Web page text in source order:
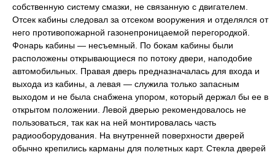
собственную систему смазки, не связанную с двигателем.
Отсек кабины следовал за отсеком вооружения и отделялся от
него противопожарной газонепроницаемой перегородкой.
Фонарь кабины — несъемный. По бокам кабины были
расположены открывающиеся по потоку двери, наподобие
автомобильных. Правая дверь предназначалась для входа и
выхода из кабины, а левая — служила только запасным
выходом и не была снабжена упором, который держал бы ее в
открытом положении. Левой дверью рекомендовалось не
пользоваться, так как на ней монтировалась часть
радиооборудования. На внутренней поверхности дверей
обычно крепились карманы для полетных карт. Стекла дверей